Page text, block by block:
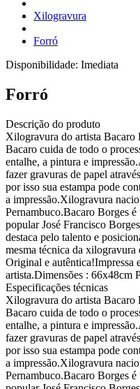
Xilogravura
Forró
Disponibilidade: Imediata
Forró
Descrição do produto
Xilogravura do artista Bacaro
Bacaro cuida de todo o
entalhe, a pintura e
fazer gravuras de papel
por isso sua estampa pode
a impressão.Xilogravura
Pernambuco.Bacaro Borges
popular José Francisco
destaca pelo talento e
mesma técnica da
Original e autêntica!Impressa
artista.Dimensões : 66x48cm
Especificações técnicas
Xilogravura do artista Bacaro
Bacaro cuida de todo o
entalhe, a pintura e
fazer gravuras de papel
por isso sua estampa pode
a impressão.Xilogravura
Pernambuco.Bacaro Borges